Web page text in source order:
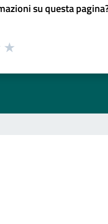
su questa